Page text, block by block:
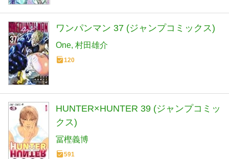
ワンパンマン 37 (ジャンプコミックス)
One 村田雄介
120
HUNTER×HUNTER 39 (ジャンプコミッ
クス)
冨樫義博
591